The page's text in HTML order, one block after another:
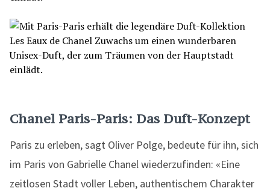
Chanel Paris-Paris: Das Duft-Konzept
Paris zu erleben, sagt Oliver Polge, bedeute für ihn, sich
im Paris von Gabrielle Chanel wiederzufinden: «Eine
zeitlosen Stadt voller Leben, authentischem Charakter